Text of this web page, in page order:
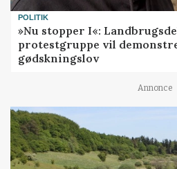
POLITIK
»Nu stopper I«:
protestgruppe vil
gødskningslov
Annonce